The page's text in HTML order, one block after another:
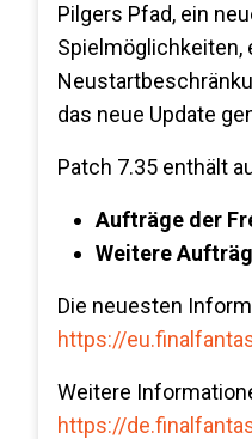
Pilgers Pfad, ein
Spielmöglichkeiten,
das neue Update
Patch 7.35 enthält
Aufträge der
Weitere
Die neuesten
https://
Weitere
https://